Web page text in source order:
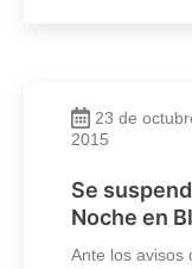
23 de
2015
Se
Noche en
Ante los avisos